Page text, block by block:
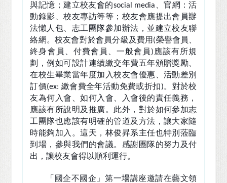
與記憶；建立校友會的social media
、官網：活
動錄影、校友專訪等等；校友會應提出會員辦
法懶人包、志工團隊參加辦法，並建立校友聯
絡網。校友會對於會員分級及費用 (榮譽會員、
終身會員、付費會員、一般會員 ) 應該有所規
劃，例如可設計連續繳交年費五年頒贈獎勵、
在校生畢業當年度加入校友會優惠、活動差別
訂價(ex: 繳會費全年活動免費或折扣)。對於校
友為何入會、如何入會、入會後的責任義務，
應該有所說明及推廣。此外，對於如何參加志
工團隊也應該有明確的管道及方法，讓大家隨
時能夠加入。這天，林俊昇系主任也特別蒞臨
到場，參與我們的會議。感謝團隊的努力及付
出，讓校友會得以順利運行。
「 國企不國企 」第一場講座邀請在藝文領